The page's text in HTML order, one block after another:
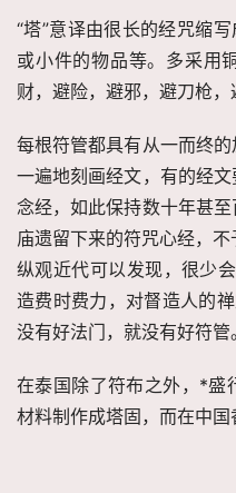
“塔”意译由很长的经咒缩
或小件的物品等。多采用
财，避险，避邪，避刀枪，
每根符管都具有从一而终
一遍地刻画经文，有的经
念经，如此保持数十年甚
庙遗留下来的符咒心经，不
纵观近代可以发现，很少
造费时费力，对督造人的
没有好法门，就没有好符管。
在泰国除了符布之外，*盛
材料制作成塔固，而在中